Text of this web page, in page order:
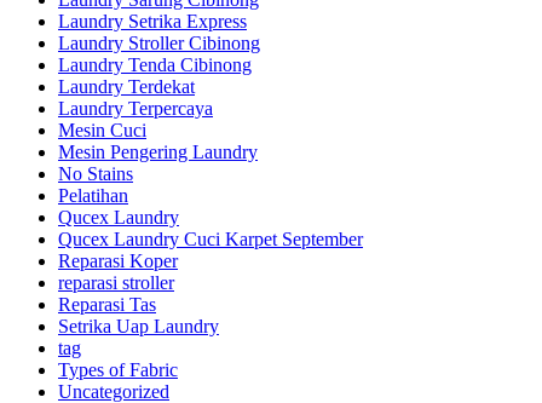
Laundry Setrika Express
Laundry Stroller Cibinong
Laundry Tenda Cibinong
Laundry Terdekat
Laundry Terpercaya
Mesin Cuci
Mesin Pengering Laundry
No Stains
Pelatihan
Qucex Laundry
Qucex Laundry Cuci Karpet September
Reparasi Koper
reparasi stroller
Reparasi Tas
Setrika Uap Laundry
tag
Types of Fabric
Uncategorized